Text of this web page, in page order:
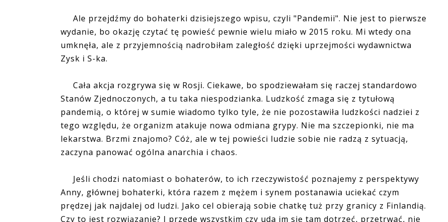
Ale przejdźmy do bohaterki dzisiejszego wpisu, czyli "Pandemii". Nie jest to pierwsze
wydanie, bo okazję czytać tę powieść pewnie wielu miało w 2015 roku. Mi wtedy ona
umknęła, ale z przyjemnością nadrobiłam zaległość dzięki uprzejmości wydawnictwa
Zysk i S-ka.
Cała akcja rozgrywa się w Rosji. Ciekawe, bo spodziewałam się raczej standardowo
Stanów Zjednoczonych, a tu taka niespodzianka. Ludzkość zmaga się z tytułową
pandemią, o której w sumie wiadomo tylko tyle, że nie pozostawiła ludzkości nadziei z
tego względu, że organizm atakuje nowa odmiana grypy. Nie ma szczepionki, nie ma
lekarstwa. Brzmi znajomo? Cóż, ale w tej powieści ludzie sobie nie radzą z sytuacją,
zaczyna panować ogólna anarchia i chaos.
Jeśli chodzi natomiast o bohaterów, to ich rzeczywistość poznajemy z perspektywy
Anny, głównej bohaterki, która razem z mężem i synem postanawia uciekać czym
prędzej jak najdalej od ludzi. Jako cel obierają sobie chatkę tuż przy granicy z Finlandią.
Czy to jest rozwiązanie? I przede wszystkim czy uda im się tam dotrzeć, przetrwać, nie